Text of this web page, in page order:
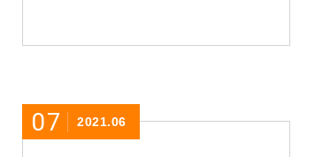
07 2021.06